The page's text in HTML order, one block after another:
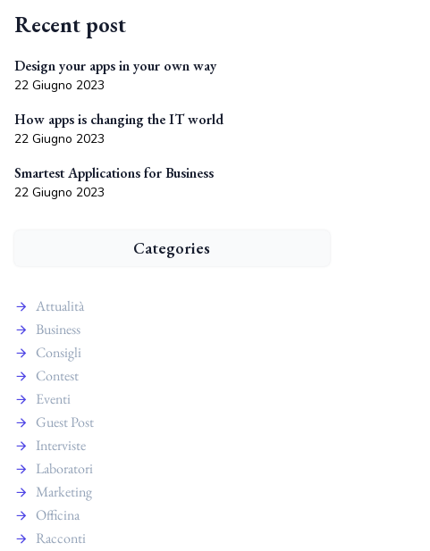
Recent post
Design your apps in your own way
22 Giugno 2023
How apps is changing the IT world
22 Giugno 2023
Smartest Applications for Business
22 Giugno 2023
Categories
Attualità
Business
Consigli
Contest
Eventi
Guest Post
Interviste
Laboratori
Marketing
Officina
Racconti